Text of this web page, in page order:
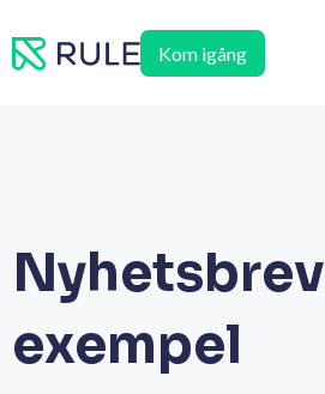
till
Kom igång
Nyhetsbrev
exempel